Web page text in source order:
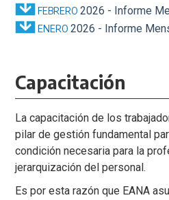
FEBRERO2026 - Informe
ENERO2026 - Informe
Capacitación
La capacitación de los
pilar de gestión fundamental
condición necesaria para la
jerarquización del personal.
Es por esta razón que EANA